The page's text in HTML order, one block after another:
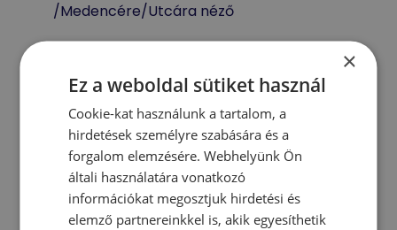
/Medencére/Utcára néző
Erkélyes szoba Erkély / terasz
Légkondicionáló Légkondicionáló
Saját fürdőszoba Szobából
nyíló fürdőszoba
×
Ez a weboldal sütiket használ
Cookie-kat használunk a tartalom, a
hirdetések személyre szabására és a
forgalom elemzésére. Webhelyünk Ön
általi használatára vonatkozó
információkat megosztjuk hirdetési és
elemző partnereinkkel is, akik egyesíthetik